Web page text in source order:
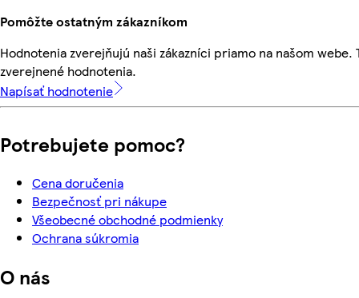
Pomôžte ostatným zákazníkom
Hodnotenia zverejňujú naši zákazníci priamo na našom webe.
zverejnené hodnotenia.
Napísať hodnotenie
Potrebujete pomoc?
Cena doručenia
Bezpečnosť pri nákupe
Všeobecné obchodné podmienky
Ochrana súkromia
O nás